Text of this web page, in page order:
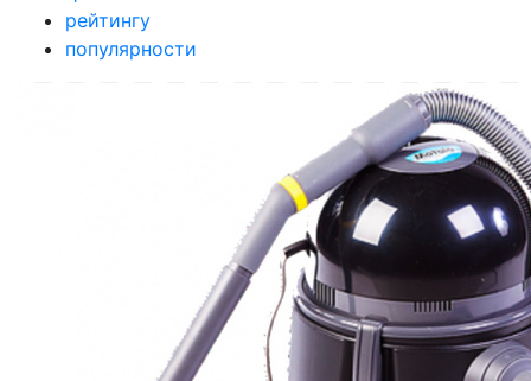
рейтингу
популярности